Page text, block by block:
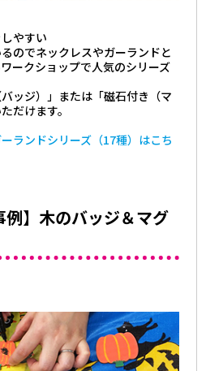
やすい
のでネックレスやガーランドと
ークショップで人気のシリーズ
ッジ）」または「磁石付き（マ
だけます。
ランドシリーズ（17種）はこち
例】木のバッジ＆マグ